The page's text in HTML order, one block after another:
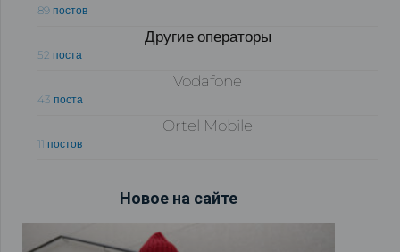
89 постов
Другие операторы
52 поста
Vodafone
43 поста
Ortel Mobile
11 постов
Новое на сайте